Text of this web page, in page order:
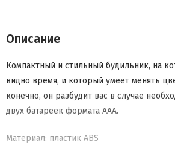
Описание
Компактный и стильный будильник, на
видно время, и который умеет менять
конечно, он разбудит вас в случае
двух батареек формата AAA.
Материал: пластик ABS